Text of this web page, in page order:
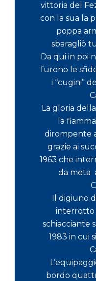
vittoria del
con la sua la
poppa
sbaragliò
Da qui in poi
furono le
i “cugini”
La gloria
la
dirompente
grazie ai
1963 che
da meta
Il digiuno
interrotto
schiacciante
1983 in cui
bordo